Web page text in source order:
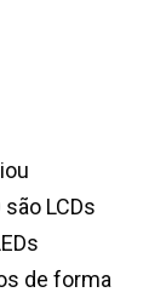
LCDs
de forma